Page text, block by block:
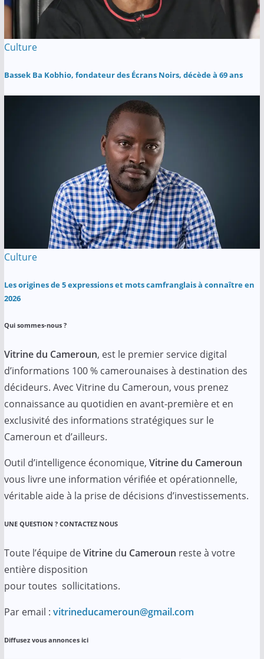
Culture
Bassek Ba Kobhio, fondateur des Écrans Noirs, décède à 69 ans
Culture
Les origines de 5 expressions et mots camfranglais à connaître en
2026
Qui sommes-nous ?
Vitrine du Cameroun, est le premier service digital
d’informations 100 % camerounaises à destination des
décideurs. Avec Vitrine du Cameroun, vous prenez
connaissance au quotidien en avant-première et en
exclusivité des informations stratégiques sur le
Cameroun et d’ailleurs.
Outil d’intelligence économique, Vitrine du Cameroun
vous livre une information vérifiée et opérationnelle,
véritable aide à la prise de décisions d’investissements.
UNE QUESTION ? CONTACTEZ NOUS
Toute l’équipe deVitrinedu Cameroun reste à votre
entière disposition
pour toutes sollicitations.
Par email : vitrineducameroun@gmail.com
Diffusez vous annonces ici